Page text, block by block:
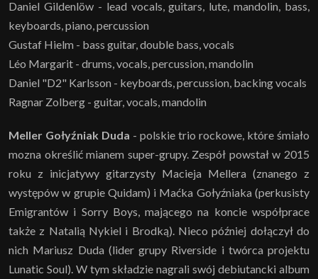
Daniel Gildenlöw - lead vocals, guitars, lute, mandolin, bass,
keyboards, piano, percussion
Gustaf Hielm - bass guitar, double bass, vocals
Léo Margarit - drums, vocals, percussion, mandolin
Daniel "D2" Karlsson - keyboards, percussion, backing vocals
Ragnar Zolberg - guitar, vocals, mandolin
Meller Gołyźniak Duda - polskie trio rockowe, które śmiało
mozna określić mianem super-grupy. Zespół powstał w 2015
roku z inicjatywy gitarzysty Macieja Mellera (znanego z
występów w grupie Quidam) i Maćka Gołyźniaka (perkusisty
Emigrantów i Sorry Boys, mającego na koncie współprace
także z Natalią Nykiel i Brodką). Nieco później dołączył do
nich Mariusz Duda (lider grupy Riverside i twórca projektu
Lunatic Soul). W tym składzie nagrali swój debiutancki album